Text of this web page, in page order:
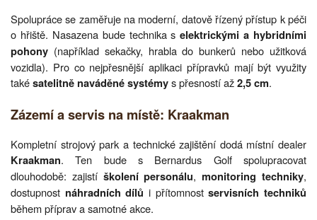
Spolupráce se zaměřuje na moderní, datově řízený přístup k péči
o hřiště. Nasazena bude technika selektrickými a hybridními
pohony (například sekačky, hrabla do bunkerů nebo užitková
vozidla). Pro co nejpřesnější aplikaci přípravků mají být využity
takésatelitně naváděné systémys přesností až2,5 cm.
Zázemí a servis na místě: Kraakman
Kompletní strojový park a technické zajištění dodá místní dealer
Kraakman. Ten bude s Bernardus Golf spolupracovat
dlouhodobě: zajistí školení personálu,monitoring techniky,
dostupnost náhradních dílů i přítomnostservisních techniků
během příprav a samotné akce.